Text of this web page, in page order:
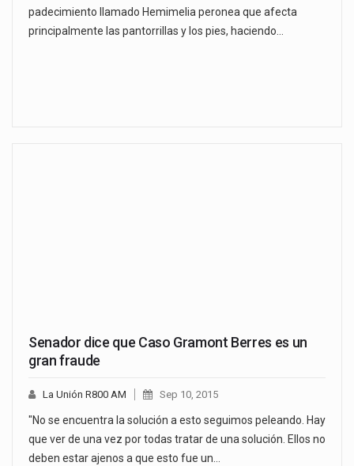
padecimiento llamado Hemimelia peronea que afecta
principalmente las pantorrillas y los pies, haciendo…
Senador dice que Caso Gramont Berres es un
gran fraude
La Unión R800 AM Sep 10, 2015
"No se encuentra la solución a esto seguimos peleando. Hay
que ver de una vez por todas tratar de una solución. Ellos no
deben estar ajenos a que esto fue un…